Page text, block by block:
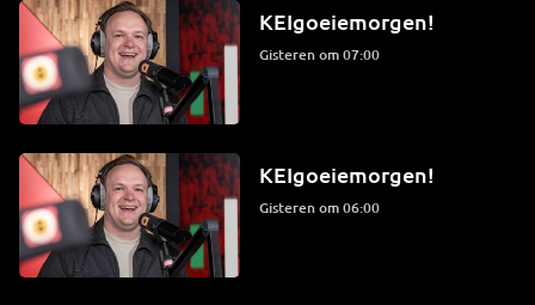
KEIgoeiemorgen!
Gisteren om 07:00
KEIgoeiemorgen!
Gisteren om 06:00